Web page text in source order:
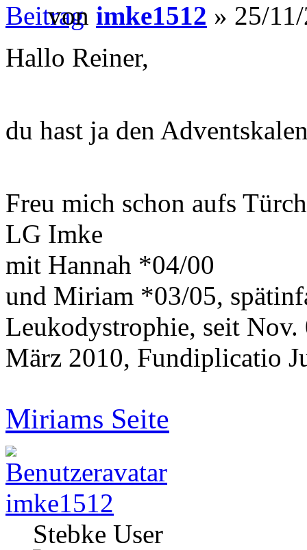
von imke1512 » 25/
Hallo Reiner,
du hast ja den
Freu mich schon aufs
LG Imke
mit Hannah *04/00
und Miriam *03/05,
Leukodystrophie, seit
März 2010, Fundiplicatio
Miriams Seite
imke1512
Stebke User